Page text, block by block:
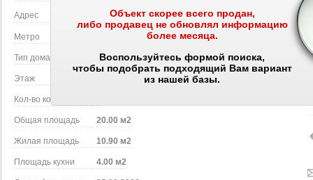
Объект скорее всего продан,
либо продавец не обновлял информацию
более месяца.
Воспользуйтесь формой поиска,
чтобы подобрать подходящий Вам вариант
из нашей базы.
Адрес Страстной бул., Д.4ТР3 Объект на карте
Метро
Тип дома Кирпичный
Этаж 4 этаж в 6-этажном доме
Кол-во комнат
Общая площадь 20.00 м2
Жилая площадь 10.90 м2
Площадь кухни 4.00 м2